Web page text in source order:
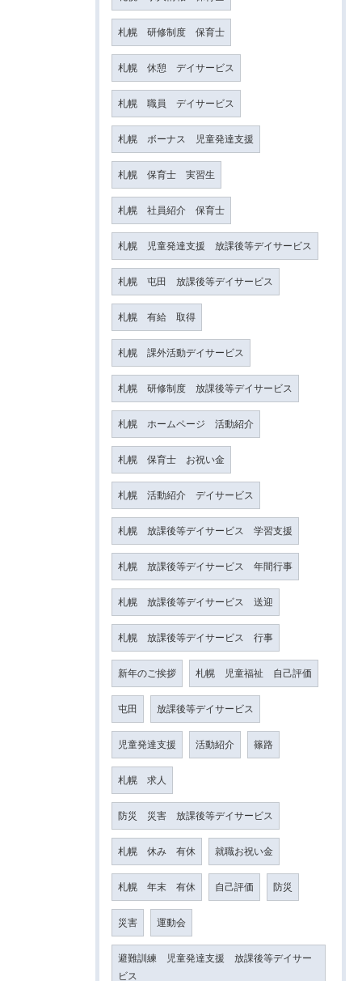
札幌 研修制度 保育士
札幌 休憩 デイサービス
札幌 職員 デイサービス
札幌 ボーナス 児童発達支援
札幌 保育士 実習生
札幌 社員紹介 保育士
札幌 児童発達支援 放課後等デイサービス
札幌 屯田 放課後等デイサービス
札幌 有給 取得
札幌 課外活動デイサービス
札幌 研修制度 放課後等デイサービス
札幌 ホームページ 活動紹介
札幌 保育士 お祝い金
札幌 活動紹介 デイサービス
札幌 放課後等デイサービス 学習支援
札幌 放課後等デイサービス 年間行事
札幌 放課後等デイサービス 送迎
札幌 放課後等デイサービス 行事
新年のご挨拶 札幌 児童福祉 自己評価
屯田 放課後等デイサービス
児童発達支援 活動紹介 篠路
札幌 求人
防災 災害 放課後等デイサービス
札幌 休み 有休 就職お祝い金
札幌 年末 有休 自己評価 防災
災害 運動会
避難訓練 児童発達支援 放課後等デイサー
ビス